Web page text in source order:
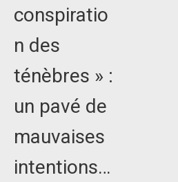
conspiratio
n des
ténèbres » :
un pavé de
mauvaises
intentions…